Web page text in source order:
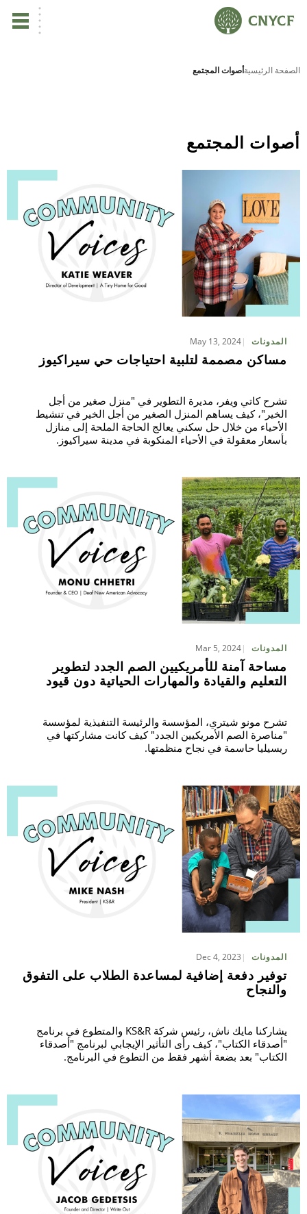
الصفحة الرئيسيةأصوات المجتمع
أصوات المجتمع
المدونات May 13, 2024
مساكن مصممة لتلبية احتياجات حي سيراكيوز
تشرح كاتي ويفر، مديرة التطوير في "منزل صغير من أجل
الخير"، كيف يساهم المنزل الصغير من أجل الخير في تنشيط
الأحياء من خلال حل سكني يعالج الحاجة الملحة إلى منازل
بأسعار معقولة في الأحياء المنكوبة في مدينة سيراكيوز.
المدونات Mar 5, 2024
مساحة آمنة للأمريكيين الصم الجدد لتطوير
التعليم والقيادة والمهارات الحياتية دون قيود
تشرح مونو شيتري، المؤسسة والرئيسة التنفيذية لمؤسسة
"مناصرة الصم الأمريكيين الجدد" كيف كانت مشاركتها في
ريسيليا حاسمة في نجاح منظمتها.
المدونات Dec 4, 2023
توفير دفعة إضافية لمساعدة الطلاب على التفوق
والنجاح
يشاركنا مايك ناش، رئيس شركة KS&R والمتطوع في برنامج
"أصدقاء الكتاب"، كيف رأى التأثير الإيجابي لبرنامج "أصدقاء
الكتاب" بعد بضعة أشهر فقط من التطوع في البرنامج.